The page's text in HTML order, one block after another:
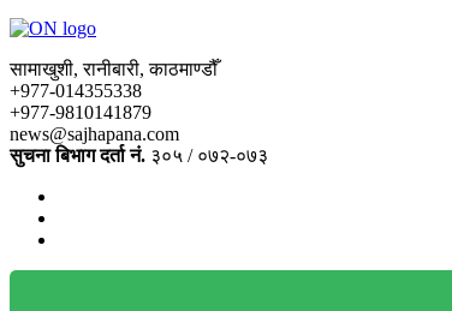
सामाखुशी, रानीबारी, काठमाण्डौँ
+977-014355338
+977-9810141879
news@sajhapana.com
सुचना बिभाग दर्ता नं. ३०५ / ०७२-०७३